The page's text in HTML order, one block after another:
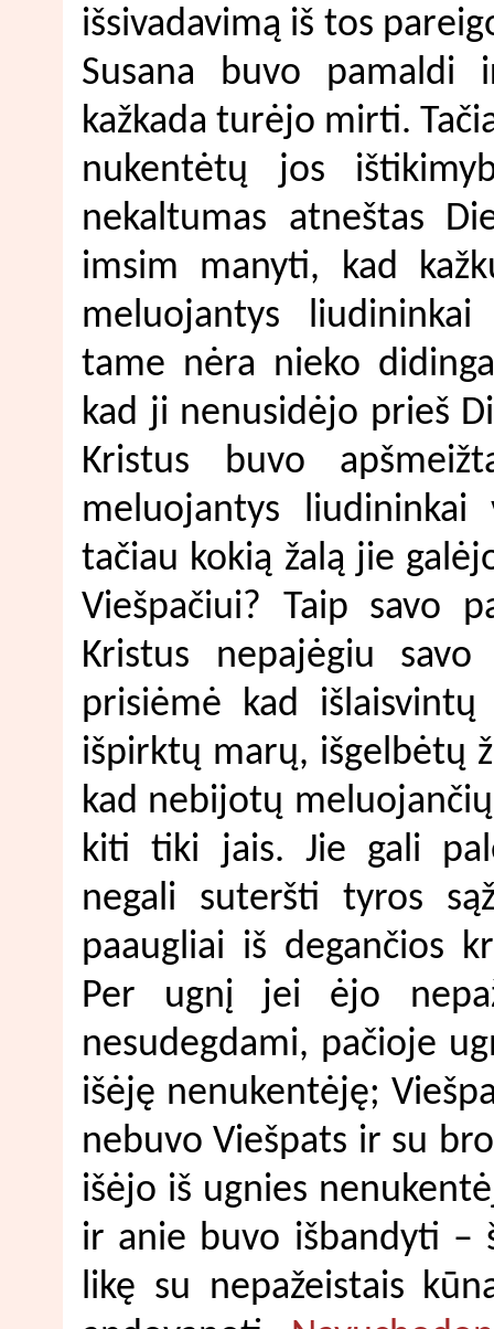
išsivadavimą iš tos
Susana buvo
kažkada turėjo mirti.
nukentėtų jos
nekaltumas atneštas
imsim manyti, kad
meluojantys
tame nėra nieko
kad ji nenusidėjo prieš
Kristus buvo
meluojantys
tačiau kokią žalą jie
Viešpačiui? Taip savo
Kristus nepajėgiu
prisiėmė kad
išpirktų marų, išgelbėtų
kad nebijotų
kiti tiki jais. Jie gali
negali suteršti tyros
paaugliai iš degančios
Per ugnį jei ėjo
nesudegdami, pačioje
išėję nenukentėję;
nebuvo Viešpats ir su
išėjo iš ugnies
ir anie buvo išbandyti –
likę su nepažeistais